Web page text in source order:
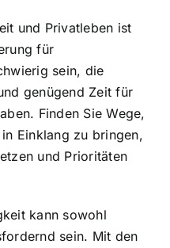
und Privatleben ist
für
sein, die
genügend Zeit für
Finden Sie Wege,
Einklang zu bringen,
und Prioritäten
kann sowohl
sein. Mit den